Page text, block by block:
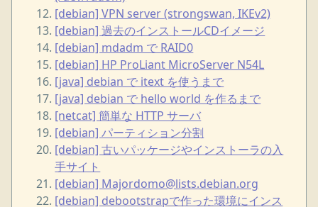
[debian] VPN server (strongswan, IKEv2)
[debian] 過去のインストールCDイメージ
[debian] mdadm で RAID0
[debian] HP ProLiant MicroServer N54L
[java] debian で itext を使うまで
[java] debian で hello world を作るまで
[netcat] 簡単な HTTP サーバ
[debian] パーティション分割
[debian] 古いパッケージやインストーラの入
手サイト
[debian] Majordomo@lists.debian.org
[debian] debootstrapで作った環境にインス